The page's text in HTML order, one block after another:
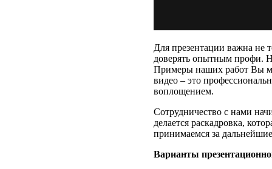
Для презентации важна не
доверять опытным профи.
Примеры наших работ Вы
видео – это
воплощением.
Сотрудничество с нами
делается раскадровка,
принимаемся за
Варианты